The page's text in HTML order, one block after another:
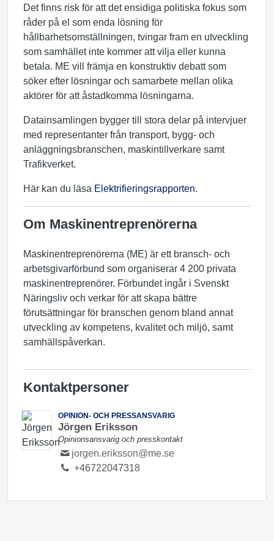
Det finns risk för att det ensidiga politiska fokus som
råder på el som enda lösning för
hållbarhetsomställningen, tvingar fram en utveckling
som samhället inte kommer att vilja eller kunna
betala. ME vill främja en konstruktiv debatt som
söker efter lösningar och samarbete mellan olika
aktörer för att åstadkomma lösningarna.
Datainsamlingen bygger till stora delar på intervjuer
med representanter från transport, bygg- och
anläggningsbranschen, maskintillverkare samt
Trafikverket.
Här kan du läsa Elektrifieringsrapporten.
Om Maskinentreprenörerna
Maskinentreprenörerna (ME) är ett bransch- och
arbetsgivarförbund som organiserar 4 200 privata
maskinentreprenörer. Förbundet ingår i Svenskt
Näringsliv och verkar för att skapa bättre
förutsättningar för branschen genom bland annat
utveckling av kompetens, kvalitet och miljö, samt
samhällspåverkan.
Kontaktpersoner
OPINION- OCH PRESSANSVARIG
Jörgen Eriksson
Opinionsansvarig och presskontakt
jorgen.eriksson@me.se
+46722047318